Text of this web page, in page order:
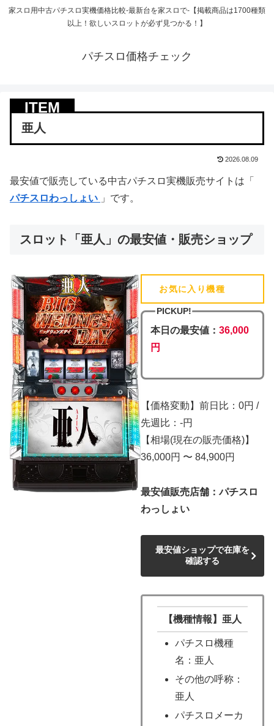
家スロ用中古パチスロ実機価格比較-最新台を家スロで-【掲載商品は1700種類
以上！欲しいスロットが必ず見つかる！】
パチスロ価格チェック
亜人
2026.08.09
最安値で販売している中古パチスロ実機販売サイトは「
パチスロわっしょい 」です。
スロット「亜人」の最安値・販売ショップ
お気に入り機種
PICKUP!
本日の最安値：36,000
円
【価格変動】前日比：0円 /
先週比：-円
【相場(現在の販売価格)】
36,000円 〜 84,900円
最安値販売店舗：パチスロ
わっしょい
最安値ショップで在庫を
確認する
【機種情報】亜人
パチスロ機種
名：亜人
その他の呼称：
亜人
パチスロメーカ